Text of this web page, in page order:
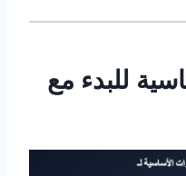
للبدء مع